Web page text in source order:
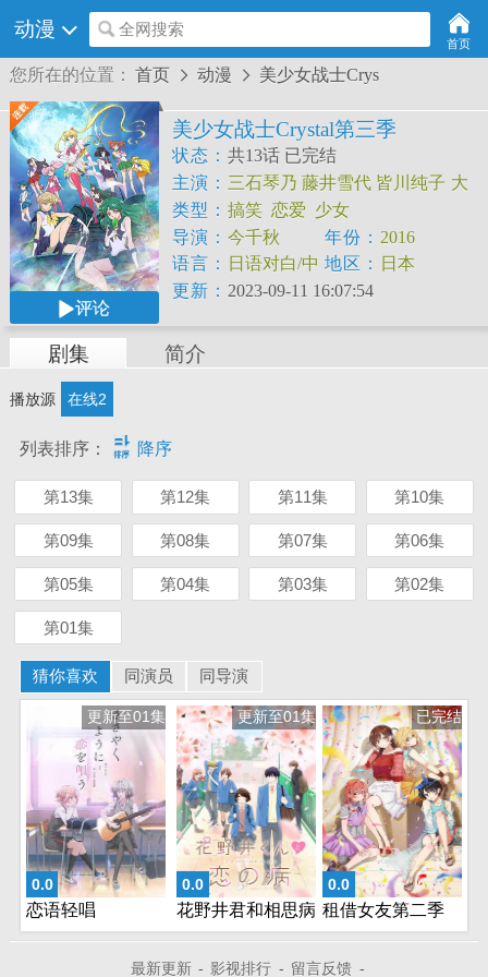
动漫 全网搜索
首页
您所在的位置： 首页  动漫  美少女战士Crys
评论
美少女战士Crystal第三季
状态： 共13话 已完结
主演： 三石琴乃 藤井雪代 皆川纯子 大
原沙耶香 福圆美里 金元寿子
小清水亚美 伊藤静 野岛健儿
类型： 搞笑 恋爱 少女
导演： 今千秋 年份： 2016
语言：
日语对白/中
文字幕
地区：
日本
更新： 2023-09-11 16:07:54
剧集 简介
播放源 在线2
列表排序：  降序
第13集 第12集 第11集 第10集
第09集 第08集 第07集 第06集
第05集 第04集 第03集 第02集
第01集
猜你喜欢 同演员 同导演
0.0
更新至01集
恋语轻唱
0.0
更新至01集
花野井君和相思病
0.0
已完结
租借女友第二季
最新更新 - 影视排行 - 留言反馈 -